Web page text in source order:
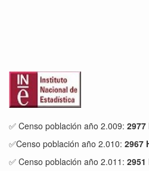
✅ Censo población año 2.009:
✅Censo población año 2.010: 2967
✅ Censo población año 2.011: